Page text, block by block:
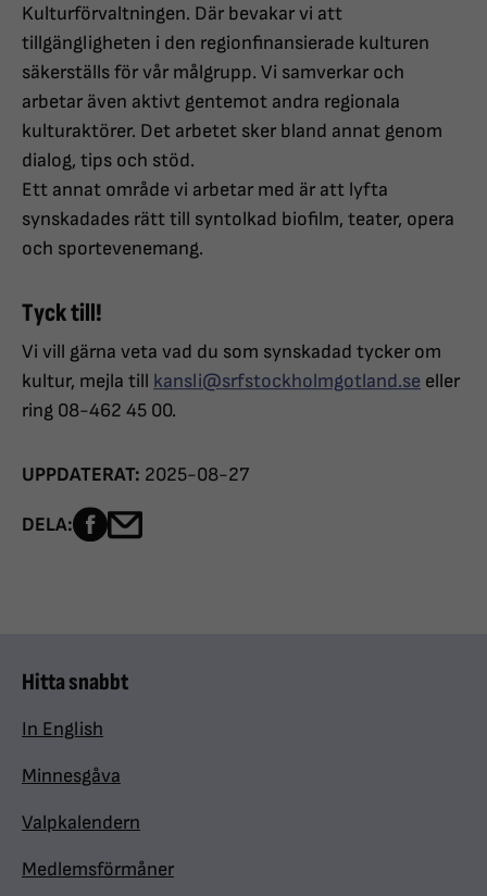
Kulturförvaltningen. Där bevakar vi att
tillgängligheten i den regionfinansierade kulturen
säkerställs för vår målgrupp. Vi samverkar och
arbetar även aktivt gentemot andra regionala
kulturaktörer. Det arbetet sker bland annat genom
dialog, tips och stöd.
Ett annat område vi arbetar med är att lyfta
synskadades rätt till syntolkad biofilm, teater, opera
och sportevenemang.
Tyck till!
Vi vill gärna veta vad du som synskadad tycker om
kultur, mejla till kansli@srfstockholmgotland.se eller
ring 08-462 45 00.
UPPDATERAT: 2025-08-27
DELA: Dela sidan på Facebook
Hitta snabbt
In English
Minnesgåva
Valpkalendern
Medlemsförmåner